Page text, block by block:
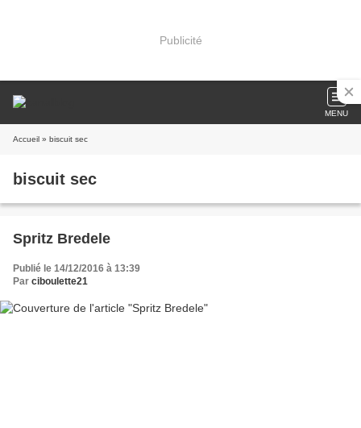
Publicité
MENU
Accueil » biscuit sec
biscuit sec
Spritz Bredele
Publié le 14/12/2016 à 13:39
Par ciboulette21